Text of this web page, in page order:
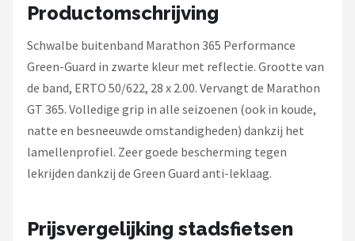
Productomschrijving
Schwalbe buitenband Marathon 365 Performance
Green-Guard in zwarte kleur met reflectie. Grootte van
de band, ERTO 50/622, 28 x 2.00. Vervangt de Marathon
GT 365. Volledige grip in alle seizoenen (ook in koude,
natte en besneeuwde omstandigheden) dankzij het
lamellenprofiel. Zeer goede bescherming tegen
lekrijden dankzij de Green Guard anti-leklaag.
Prijsvergelijking stadsfietsen